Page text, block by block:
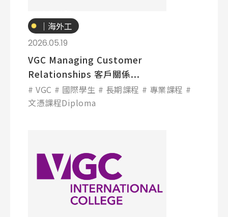
｜海外工
讀
2026.05.19
VGC Managing Customer
Relationships 客戶關係...
VGC 國際學生 長期課程
專業課程
文憑課程Diploma